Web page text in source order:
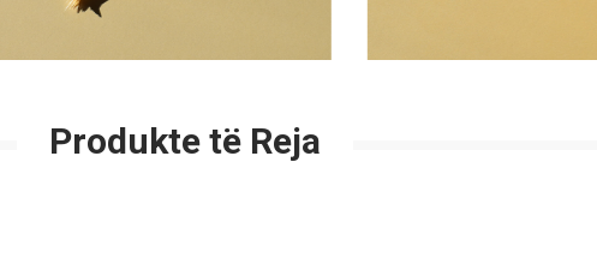
Produkte të Reja